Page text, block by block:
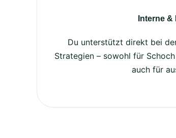
Interne
Du unterstützt direkt bei
Strategien – sowohl für
auch für